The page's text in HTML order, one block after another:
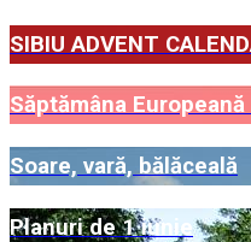
SIBIU ADVENT
Săptămâna
Soare, vară, bălăceală
Planuri de 1 iunie